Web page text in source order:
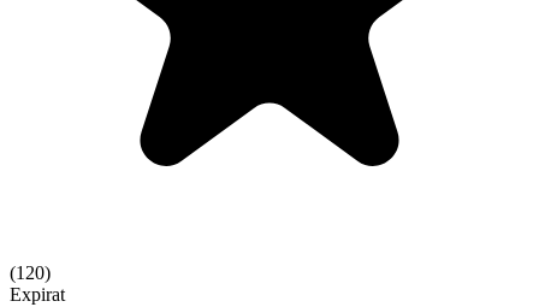
(120)
Expirat